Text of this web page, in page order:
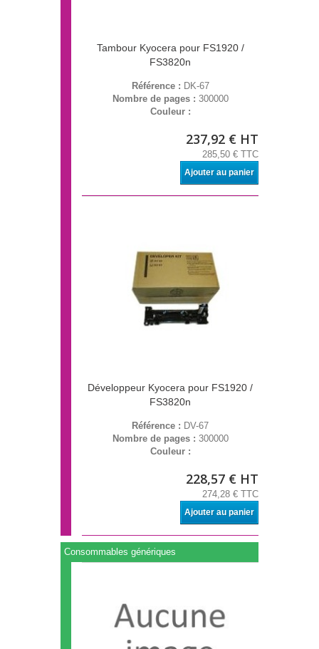
Tambour Kyocera pour FS1920 /
FS3820n
Référence : DK-67
Nombre de pages : 300000
Couleur :
237,92 € HT
285,50 € TTC
Ajouter au panier
Développeur Kyocera pour FS1920 /
FS3820n
Référence : DV-67
Nombre de pages : 300000
Couleur :
228,57 € HT
274,28 € TTC
Ajouter au panier
Consommables génériques